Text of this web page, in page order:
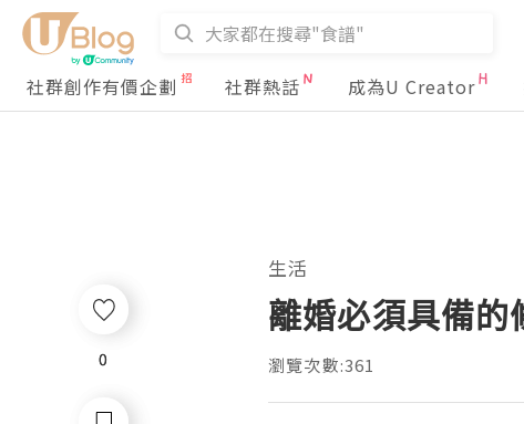
社群創作有價企劃
社群熱話 成為U Creator
0
生活
離婚必須具備的
瀏覽次數:361
0